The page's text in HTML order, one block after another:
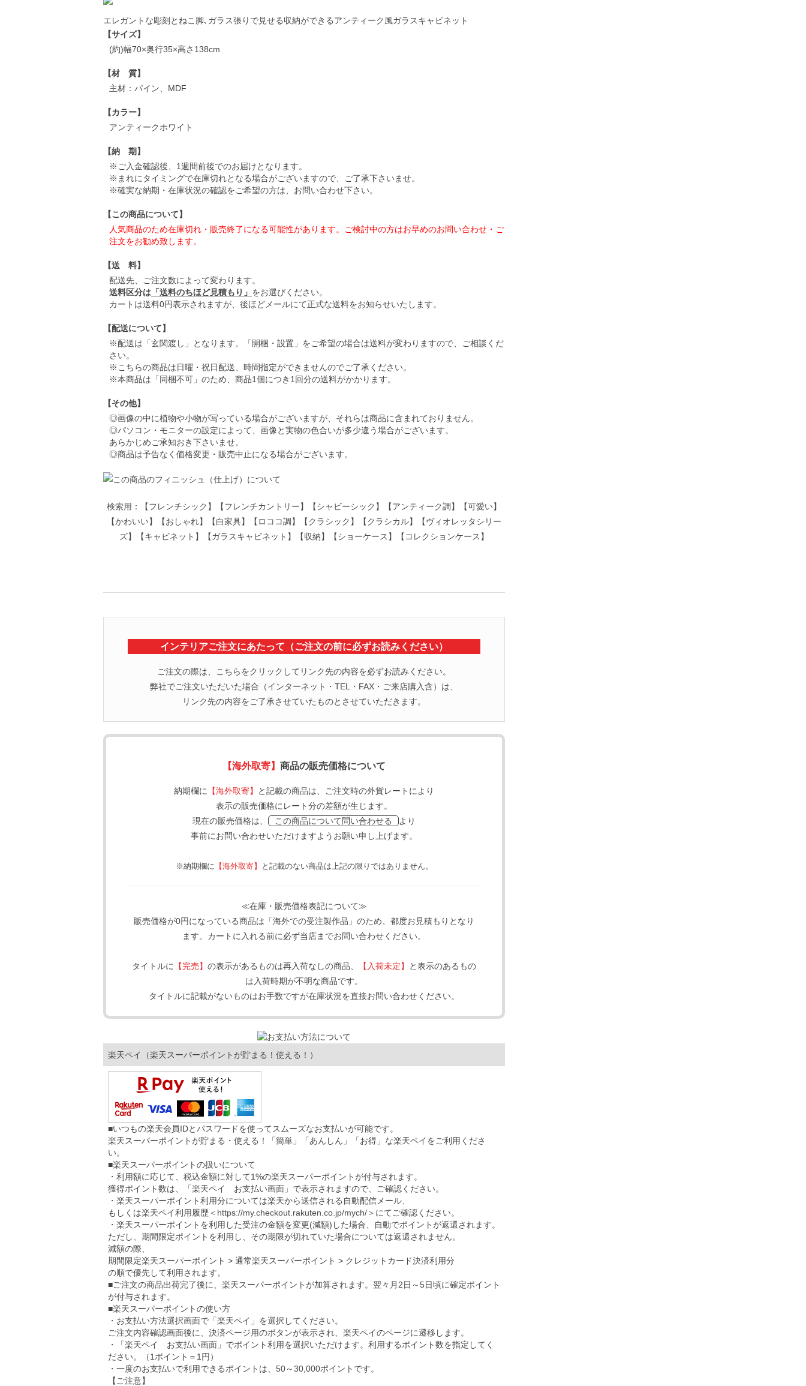
エレガントな彫刻とねこ脚､ガラス張りで見せる収納ができるアンティーク風ガラスキャビネット
【サイズ】
(約)幅70×奥行35×高さ138cm
【材 質】
主材：パイン、MDF
【カラー】
アンティークホワイト
【納 期】
※ご入金確認後、1週間前後でのお届けとなります。
※まれにタイミングで在庫切れとなる場合がございますので、ご了承下さいませ。
※確実な納期・在庫状況の確認をご希望の方は、お問い合わせ下さい。
【この商品について】
人気商品のため在庫切れ・販売終了になる可能性があります。ご検討中の方はお早めのお問い合わせ・ご
注文をお勧め致します。
【送 料】
配送先、ご注文数によって変わります。
送料区分は 「送料のちほど見積もり」 をお選びください。
カートは送料0円表示されますが、後ほどメールにて正式な送料をお知らせいたします。
【配送について】
※配送は「玄関渡し」となります。「開梱・設置」をご希望の場合は送料が変わりますので、ご相談くだ
さい。
※こちらの商品は日曜・祝日配送、時間指定ができませんのでご了承ください。
※本商品は「同梱不可」のため、商品1個につき1回分の送料がかかります。
【その他】
◎画像の中に植物や小物が写っている場合がございますが、それらは商品に含まれておりません。
◎パソコン・モニターの設定によって、画像と実物の色合いが多少違う場合がございます。
あらかじめご承知おき下さいませ。
◎商品は予告なく価格変更・販売中止になる場合がございます。
検索用：【フレンチシック】【フレンチカントリー】【シャビーシック】【アンティーク調】【可愛い】
【かわいい】【おしゃれ】【白家具】【ロココ調】【クラシック】【クラシカル】【ヴィオレッタシリー
ズ】【キャビネット】【ガラスキャビネット】【収納】【ショーケース】【コレクションケース】
インテリアご注文にあたって（ご注文の前に必ずお読みください）
ご注文の際は、こちらをクリックしてリンク先の内容を必ずお読みください。
弊社でご注文いただいた場合（インターネット・TEL・FAX・ご来店購入含）は、
リンク先の内容をご了承させていたものとさせていただきます。
【海外取寄】 商品の販売価格について
納期欄に 【海外取寄】
と記載の商品は、ご注文時の外貨レートにより
表示の販売価格にレート分の差額が生じます。
現在の販売価格は、
この商品について問い合わせる
より
事前にお問い合わせいただけますようお願い申し上げます。
※納期欄に 【海外取寄】 と記載のない商品は上記の限りではありません。
≪在庫・販売価格表記について≫
販売価格が0円になっている商品は「海外での受注製作品」のため、都度お見積もりとなり
ます。カートに入れる前に必ず当店までお問い合わせください。
タイトルに 【完売】 の表示があるものは再入荷なしの商品、 【入荷未定】
と表示のあるもの
は入荷時期が不明な商品です。
タイトルに記載がないものはお手数ですが在庫状況を直接お問い合わせください。
楽天ペイ（楽天スーパーポイントが貯まる！使える！）
■いつもの楽天会員IDとパスワードを使ってスムーズなお支払いが可能です。
楽天スーパーポイントが貯まる・使える！「簡単」「あんしん」「お得」な楽天ペイをご利用くださ
い。
■楽天スーパーポイントの扱いについて
・利用額に応じて、税込金額に対して1%の楽天スーパーポイントが付与されます。
獲得ポイント数は、「楽天ペイ お支払い画面」で表示されますので、ご確認ください。
・楽天スーパーポイント利用分については楽天から送信される自動配信メール、
もしくは楽天ペイ利用履歴＜ https://my.checkout.rakuten.co.jp/mych/＞にてご確認ください。
・楽天スーパーポイントを利用した受注の金額を変更(減額)した場合、自動でポイントが返還されます。
ただし、期間限定ポイントを利用し、その期限が切れていた場合については返還されません。
減額の際、
期間限定楽天スーパーポイント > 通常楽天スーパーポイント > クレジットカード決済利用分
の順で優先して利用されます。
■ご注文の商品出荷完了後に、楽天スーパーポイントが加算されます。翌々月2日～5日頃に確定ポイント
が付与されます。
■楽天スーパーポイントの使い方
・お支払い方法選択画面で「楽天ペイ」を選択してください。
ご注文内容確認画面後に、決済ページ用のボタンが表示され、楽天ペイのページに遷移します。
・「楽天ペイ お支払い画面」でポイント利用を選択いただけます。利用するポイント数を指定してく
ださい。（1ポイント＝1円）
・一度のお支払いで利用できるポイントは、50～30,000ポイントです。
【ご注意】